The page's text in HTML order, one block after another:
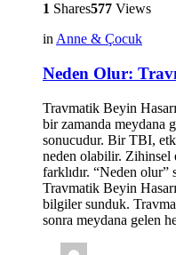
1 Shares577 Views
in Anne & Çocuk
Neden Olur:
Travmatik Beyin
bir zamanda meydana
sonucudur. Bir TBI,
neden olabilir. Zihinsel
farklıdır. “Neden
Travmatik Beyin
bilgiler sunduk.
sonra meydana gelen